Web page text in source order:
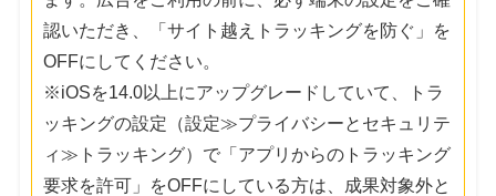
認いただき、「サイト越えトラッキングを防ぐ」を
OFFにしてください。
※iOSを14.0以上にアップグレードしていて、トラ
ッキングの設定（設定≫プライバシーとセキュリテ
ィ≫トラッキング）で「アプリからのトラッキング
要求を許可」をOFFにしている方は、成果対象外と